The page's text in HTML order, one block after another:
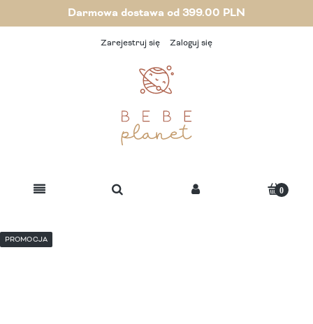
Darmowa dostawa od 399.00 PLN
Zarejestruj się Zaloguj się
PROMOCJA